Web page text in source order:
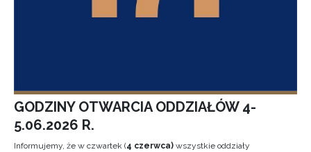
GODZINY OTWARCIA ODDZIAŁÓW 4-
5.06.2026 R.
Informujemy, że w czwartek (4 czerwca) wszystkie oddziały